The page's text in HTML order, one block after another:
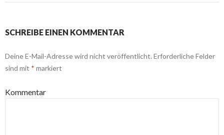
SCHREIBE EINEN KOMMENTAR
Deine E-Mail-Adresse wird nicht veröffentlicht. Erforderliche Felder
sind mit * markiert
Kommentar